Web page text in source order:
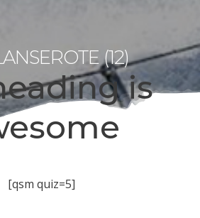
(12)
is
[qsm quiz=5]